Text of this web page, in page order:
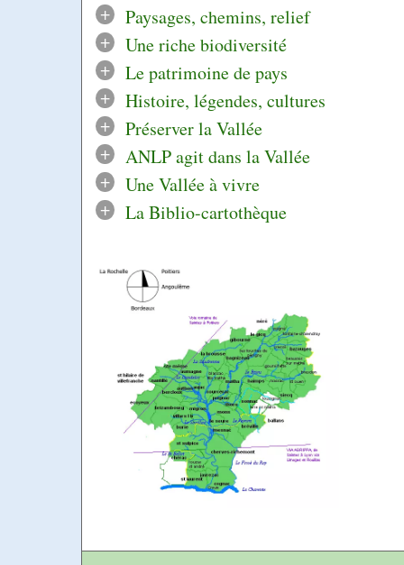
+
Paysages, chemins, relief
+
Une riche biodiversité
+
Le patrimoine de pays
+
Histoire, légendes, cultures
+
Préserver la Vallée
+
ANLP agit dans la Vallée
+
Une Vallée à vivre
+
La Biblio-cartothèque